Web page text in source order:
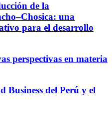
de la
una
para el desarrollo
perspectivas en materia
Business del Perú y el